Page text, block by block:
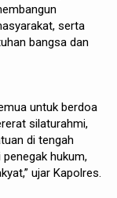
serta
bangsa dan
untuk berdoa
silaturahmi,
di tengah
hukum,
ujar Kapolres.